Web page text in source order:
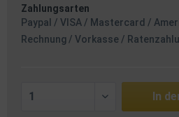
Zahlungsarten
Paypal / VISA / Mastercard /
Rechnung / Vorkasse /
In